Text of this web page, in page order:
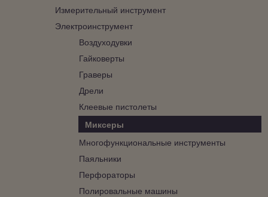
Измерительный инструмент
Электроинструмент
Воздуходувки
Гайковерты
Граверы
Дрели
Клеевые пистолеты
Миксеры
Многофункциональные инструменты
Паяльники
Перфораторы
Полировальные машины